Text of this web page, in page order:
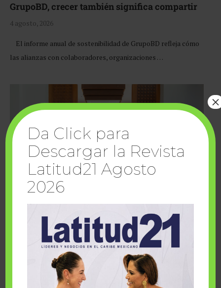
GrupoBD, crecer también significa compartir
4 agosto, 2026
El informe anual de sostenibilidad de GrupoBD refleja cómo
las alianzas con colaboradores, organizaciones …
Cuando la solidaridad inspira; cumplen
sueños Fairmont Mayakoba y Make-A-Wish
Da Click para
Descargar la Revista
Latitud21 Agosto
2026
×